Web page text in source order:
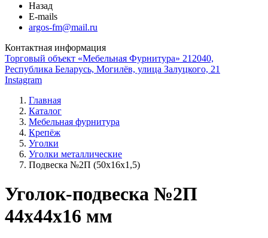
Назад
E-mails
argos-fm@mail.ru
Контактная информация
Торговый объект «Мебельная Фурнитура» 212040,
Республика Беларусь, Могилёв, улица Залуцкого, 21
Instagram
Главная
Каталог
Мебельная фурнитура
Крепёж
Уголки
Уголки металлические
Подвеска №2П (50х16х1,5)
Уголок-подвеска №2П
44х44х16 мм